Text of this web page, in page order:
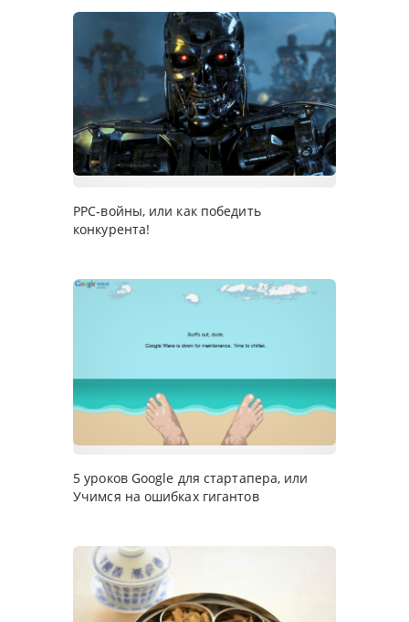
PPC-войны, или как победить
конкурента!
5 уроков Google для стартапера, или
Учимся на ошибках гигантов